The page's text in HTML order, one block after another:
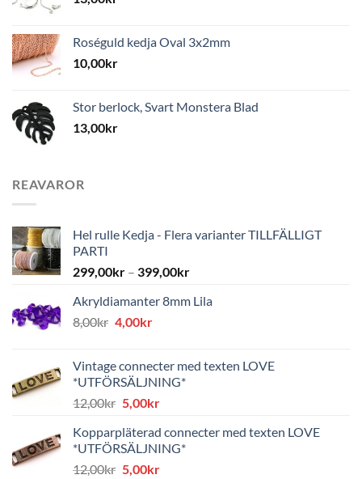
Roséguld kedja Oval 3x2mm
10,00kr
Stor berlock, Svart Monstera Blad
13,00kr
REAVAROR
Hel rulle Kedja - Flera varianter TILLFÄLLIGT
PARTI
299,00kr – 399,00kr
Akryldiamanter 8mm Lila
8,00kr Det
var:
8,00kr.
4,00krDet
är:
4,00kr.
Vintage connecter med texten LOVE
*UTFÖRSÄLJNING*
12,00kr Det
priset
var:
12,00kr.
5,00krDet
priset
är:
5,00kr.
Kopparpläterad connecter med texten LOVE
*UTFÖRSÄLJNING*
12,00kr Det
5,00krDet